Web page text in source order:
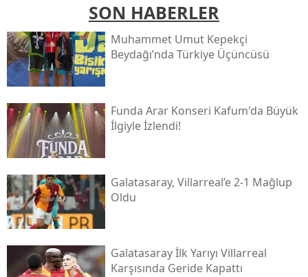
SON HABERLER
Muhammet Umut Kepekçi
Beydağı’nda Türkiye Üçüncüsü
Funda Arar Konseri Kafum'da Büyük
İlgiyle İzlendi!
Galatasaray, Villarreal’e 2-1 Mağlup
Oldu
Galatasaray İlk Yarıyı Villarreal
Karşısında Geride Kapattı